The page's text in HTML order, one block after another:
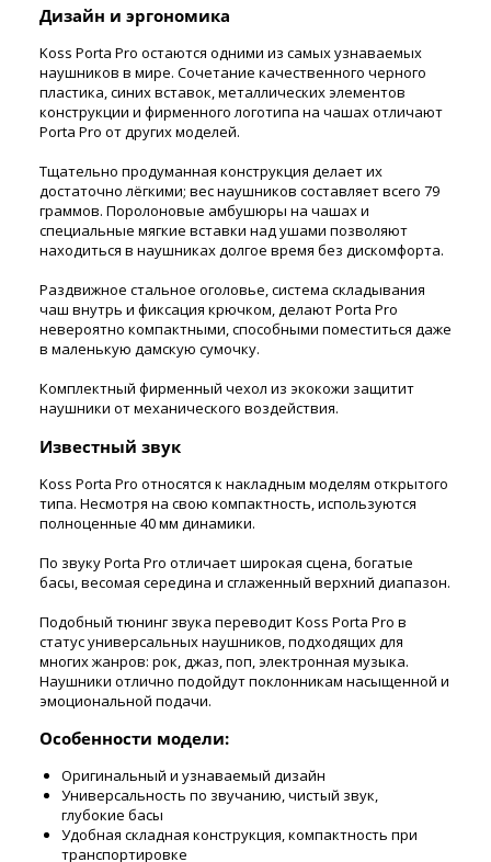
Дизайн и эргономика
Koss Porta Pro остаются одними из самых узнаваемых
наушников в мире. Сочетание качественного черного
пластика, синих вставок, металлических элементов
конструкции и фирменного логотипа на чашах отличают
Porta Pro от других моделей.
Тщательно продуманная конструкция делает их
достаточно лёгкими; вес наушников составляет всего 79
граммов. Поролоновые амбушюры на чашах и
специальные мягкие вставки над ушами позволяют
находиться в наушниках долгое время без дискомфорта.
Раздвижное стальное оголовье, система складывания
чаш внутрь и фиксация крючком, делают Porta Pro
невероятно компактными, способными поместиться даже
в маленькую дамскую сумочку.
Комплектный фирменный чехол из экокожи защитит
наушники от механического воздействия.
Известный звук
Koss Porta Pro относятся к накладным моделям открытого
типа. Несмотря на свою компактность, используются
полноценные 40 мм динамики.
По звуку Porta Pro отличает широкая сцена, богатые
басы, весомая середина и сглаженный верхний диапазон.
Подобный тюнинг звука переводит Koss Porta Pro в
статус универсальных наушников, подходящих для
многих жанров: рок, джаз, поп, электронная музыка.
Наушники отлично подойдут поклонникам насыщенной и
эмоциональной подачи.
Особенности модели:
Оригинальный и узнаваемый дизайн
Универсальность по звучанию, чистый звук,
глубокие басы
Удобная складная конструкция, компактность при
транспортировке